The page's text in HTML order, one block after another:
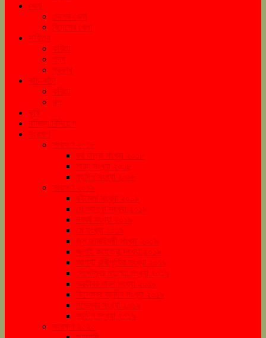
খেলা
দেশের খেলা
বিদেশের খেলা
সাহিত্য
কবিতা
গদ্য
প্রবন্ধ
কচি-কাঁচা
কবিতা
গল্প
কৃষি
বানিজ্য/বিনিয়োগ
সংরক্ষণ
সংরক্ষণ ২০১৮
রথ যাত্রা সংখ্যা ২০১৮
শারদ সংখ্যা ২০১৮
বড়দিন সংখ্যা ২০১৮
সংরক্ষণ ২০১৯
বইমেলা সংখ্যা ২০১৯
দোলযাত্রা সংখ্যা ২০১৯
নববর্ষ সংখ্যা ২০১৯
মে সংখ্যা ২০১৯
জুন জামাইষষ্ঠী সংখ্যা ২০১৯
জুলাই রথযাত্রা সংখ্যা ২০১৯
আগস্ট রাখীপূর্ণিমা সংখ্যা ২০১৯
সেপ্টেম্বর মহালয়া সংখ্যা ২০১৯
অক্টোবর শারদ সংখ্যা ২০১৯
ডিসেম্বর বড়দিন সংখ্যা ২০১৯
নভেম্বর সংখ্যা ২০১৯
বড়দিন সংখ্যা ২০১৯
সংরক্ষণ ২০২০